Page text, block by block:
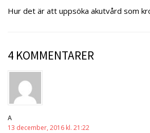
Hur det är att uppsöka akutvård som
4 KOMMENTARER
A
13 december, 2016 kl. 21:22